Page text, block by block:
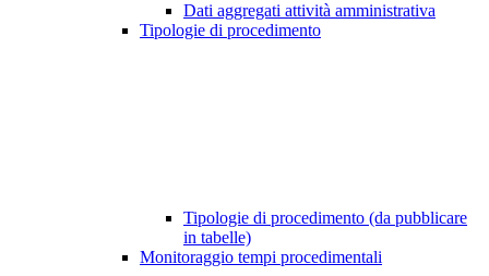
Dati aggregati attività amministrativa
Tipologie di procedimento
Tipologie di procedimento (da pubblicare
in tabelle)
Monitoraggio tempi procedimentali